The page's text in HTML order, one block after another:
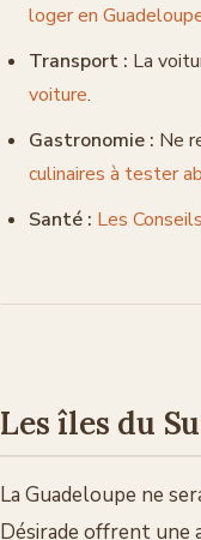
loger en
Transport : La
voiture.
Gastronomie : Ne
culinaires à tester
Santé : Les
Les îles du
La Guadeloupe ne
Désirade offrent une